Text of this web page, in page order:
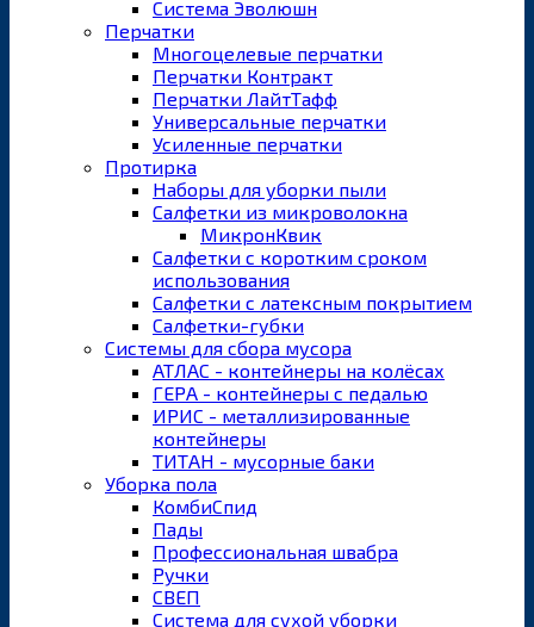
Система Эволюшн
Перчатки
Многоцелевые перчатки
Перчатки Контракт
Перчатки ЛайтТафф
Универсальные перчатки
Усиленные перчатки
Протирка
Наборы для уборки пыли
Салфетки из микроволокна
МикронКвик
Салфетки с коротким сроком
использования
Салфетки с латексным покрытием
Салфетки-губки
Системы для сбора мусора
АТЛАС - контейнеры на колёсах
ГЕРА - контейнеры с педалью
ИРИС - металлизированные
контейнеры
ТИТАН - мусорные баки
Уборка пола
КомбиСпид
Пады
Профессиональная швабра
Ручки
СВЕП
Система для сухой уборки